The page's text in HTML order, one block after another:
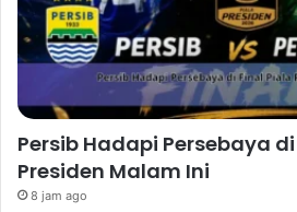
Persib Hadapi Persebaya
Presiden Malam Ini
8 jam ago